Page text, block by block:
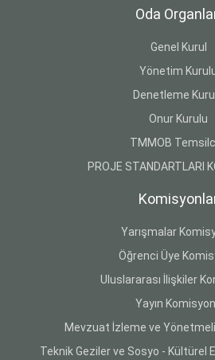
Oda
Genel Kurul
Yönetim
Denetleme
Onur Kurulu
TMMOB
PROJE STANDARTLARI
Yarışmalar
Öğrenci Üye
Uluslararası İlişkiler
Yayın
Mevzuat İzleme ve
Teknik Geziler ve Sosyo - Kültürel